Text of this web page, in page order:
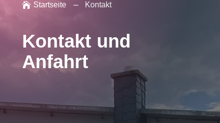
 Startseite K Kontakt
Kontakt und
Anfahrt